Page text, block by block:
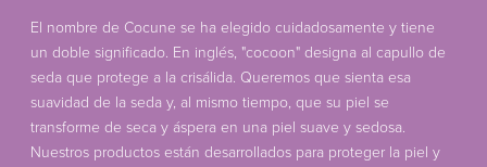
El nombre de Cocune se ha elegido cuidadosamente y tiene
un doble significado. En inglés, "cocoon" designa al capullo de
seda que protege a la crisálida. Queremos que sienta esa
suavidad de la seda y, al mismo tiempo, que su piel se
transforme de seca y áspera en una piel suave y sedosa.
Nuestros productos están desarrollados para proteger la piel y